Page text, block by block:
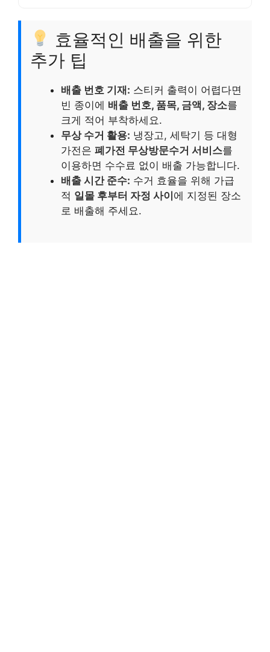
효율적인 배출을 위한
추가 팁
배출 번호 기재: 스티커 출력이 어렵다면
빈 종이에 배출 번호, 품목, 금액, 장소를
크게 적어 부착하세요.
무상 수거 활용: 냉장고, 세탁기 등 대형
가전은 폐가전 무상방문수거 서비스를
이용하면 수수료 없이 배출 가능합니다.
배출 시간 준수: 수거 효율을 위해 가급
적 일몰 후부터 자정 사이에 지정된 장소
로 배출해 주세요.